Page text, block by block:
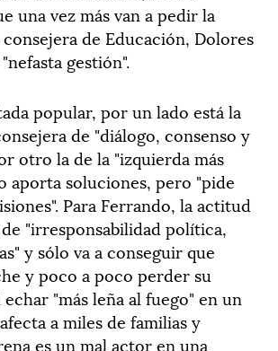
una vez más van a pedir la
de Educación, Dolores
gestión".
popular, por un lado está la
de "diálogo, consenso y
otro la de la "izquierda más
aporta soluciones, pero "pide
Para Ferrando, la actitud
"irresponsabilidad política,
y sólo va a conseguir que
y poco a poco perder su
"más leña al fuego" en un
a miles de familias y
es un mal actor en una